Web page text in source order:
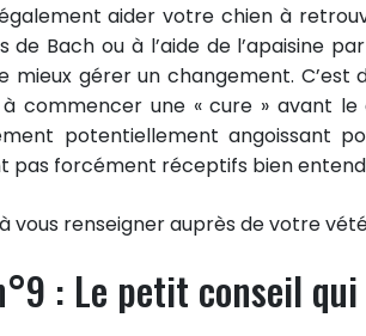
aider votre chien à
de Bach ou à l’aide de l’apaisine
mieux gérer un changement. C’est
à commencer une « cure » avant
potentiellement angoissant
pas forcément réceptifs bien
à vous renseigner auprès de votre
: Le petit conseil